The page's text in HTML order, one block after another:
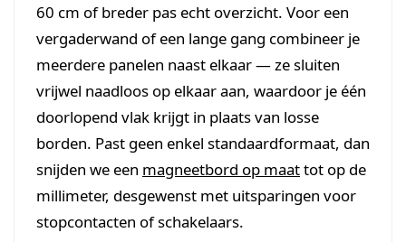
60 cm of breder pas echt overzicht. Voor een
vergaderwand of een lange gang combineer je
meerdere panelen naast elkaar — ze sluiten
vrijwel naadloos op elkaar aan, waardoor je één
doorlopend vlak krijgt in plaats van losse
borden. Past geen enkel standaardformaat, dan
snijden we een magneetbord op maattot op de
millimeter, desgewenst met uitsparingen voor
stopcontacten of schakelaars.